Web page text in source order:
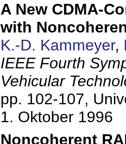
A New CDMA-
with
K.-D. Kammeyer,
IEEE Fourth
Vehicular
pp. 102-107,
1. Oktober 1996
Noncoherent